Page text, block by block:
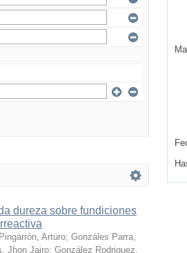
dureza sobre fundiciones
Arturo; Gonzáles Parra,
Jhon Jairo; González Rodriguez,